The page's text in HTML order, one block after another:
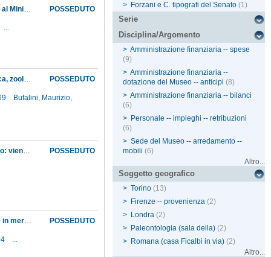
POSSEDUTO
Cessione alle Reali Gallerie di alcuni dipinti del Ligozzi rappresentanti conchiglie; richiesta al Ministero della pubblica istruzione di regolare i rapporti del Museo con la biblioteca Nazionale, in modo che i professori possano far acquistare ed avere in prestito con facilità, per periodi prolungati, i libri scientifici loro necessari, non avendo il Ministero accolto la richiesta di restituire al Museo i libri che nel 1814 gli furono tolti ed incorporati nella Palatina
...
POSSEDUTO
Cessione in deposito al nuovo Museo nazionale del Medioevo di oggetti dei gabinetti di fisica, zoologia e geologia non strettamente necessari alle collezioni scientifiche
Bufalini, Maurizio,
POSSEDUTO
Chiarimenti del Ministero della pubblica istruzione in merito ai lavori alla fabbrica del Museo: viene ribadito che non è ammessa l'esecuzione di alcun lavoro senza l'intervento del Genio civile
POSSEDUTO
Chiarimenti, in via privata, del direttore della Segreteria della pubblica istruzione in Firenze in merito alla questione dei veterani in servizio di guardia: avendo il Ministero deciso che o le loro retribuzioni saranno poste a carico dell'Istituto ove prestino servizio o i suddetti verranno ritirati, sarebbe consigliabile concordare una soluzione col direttore delle Gallerie. Comunicazione ufficiale, dalla Prefettura, del regio decreto che impone il rientro dei veterani o la loro assunzione in carico da parte del Ministero da cui dipenda l'istituto presso cui prestino servizio
...
> Forzani e C. tipografi del Senato (1)
Serie
Disciplina/Argomento
> Amministrazione finanziaria -- spese
(9)
> Amministrazione finanziaria --
dotazione del Museo -- anticipi (8)
> Amministrazione finanziaria -- bilanci
(6)
> Personale -- impieghi -- retribuzioni
(6)
> Sede del Museo -- arredamento --
mobili (6)
Altro...
Soggetto geografico
> Torino (13)
> Firenze -- provenienza (2)
> Londra (2)
> Paleontologia (sala della) (2)
> Romana (casa Ficalbi in via) (2)
Altro...